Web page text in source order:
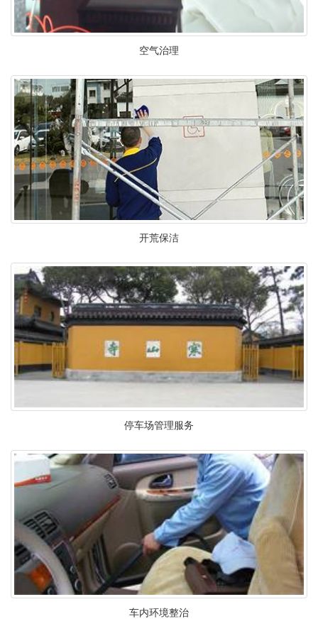
空气治理
开荒保洁
停车场管理服务
车内环境整治